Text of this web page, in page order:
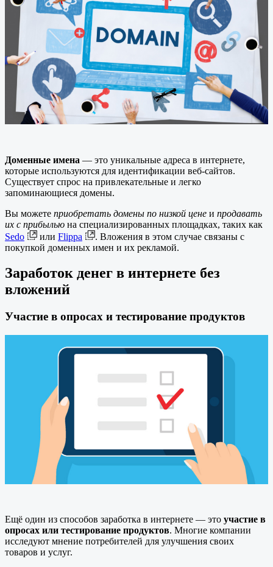
Доменные имена — это уникальные адреса в интернете,
которые используются для идентификации веб-сайтов.
Существует спрос на привлекательные и легко
запоминающиеся домены.
Вы можете приобретать домены по низкой цене и продавать
их с прибылью на специализированных площадках, таких как
Sedo
или Flippa
. Вложения в этом случае связаны с
покупкой доменных имен и их рекламой.
Заработок денег в интернете без
вложений
Участие в опросах и тестирование продуктов
Ещё один из способов заработка в интернете — это участие в
опросах или тестирование продуктов. Многие компании
исследуют мнение потребителей для улучшения своих
товаров и услуг.